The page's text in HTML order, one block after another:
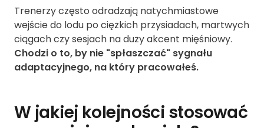
Trenerzy często odradzają natychmiastowe
wejście do lodu po ciężkich przysiadach, martwych
ciągach czy sesjach na duży akcent mięśniowy.
Chodzi o to, by nie "spłaszczać" sygnału
adaptacyjnego, na który pracowałeś.
W jakiej kolejności stosować